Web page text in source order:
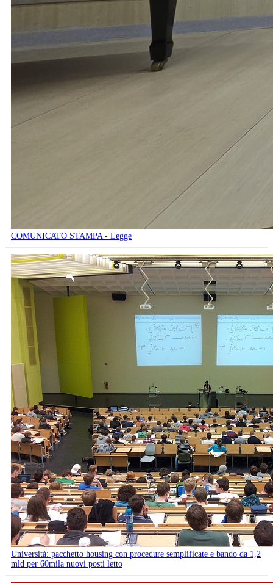
COMUNICATO STAMPA - Legge
Università: pacchetto housing con procedure semplificate e bando da 1,2
mld per 60mila nuovi posti letto